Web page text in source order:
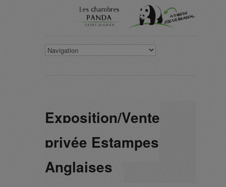
Exposition/Vente
privée Estampes
Anglaises